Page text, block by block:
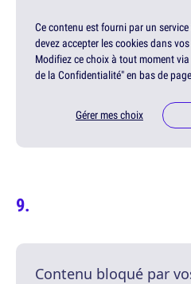
Ce contenu est fourni par un
devez accepter les cookies dans
Modifiez ce choix à tout moment
de la Confidentialité" en bas de
Gérer mes choix
Contenu bloqué par